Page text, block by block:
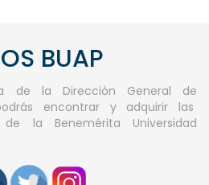
BUAP
de la Dirección General de
encontrar y adquirir las
de la Benemérita Universidad